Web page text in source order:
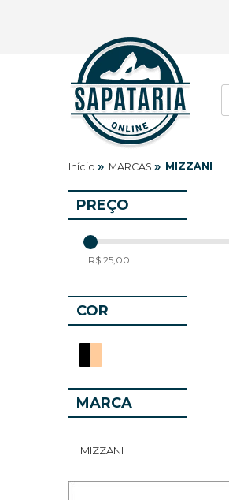
Início » MARCAS » MIZZANI
PREÇO
R$ 25,00
COR
MARCA
MIZZANI